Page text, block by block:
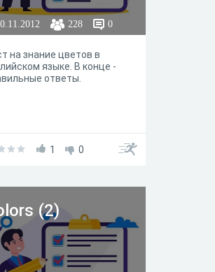
228 0
на знание цветов в
языке. В конце -
ответы.
1 0
(2)